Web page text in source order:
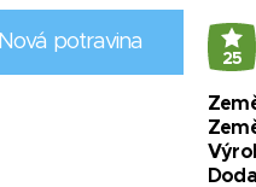
25
Nová potravina